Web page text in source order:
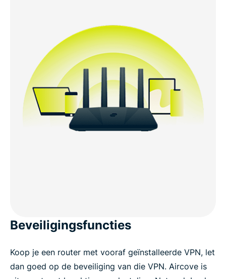
Beveiligingsfuncties
Koop je een router met vooraf geïnstalleerde VPN, let
dan goed op de beveiliging van die VPN. Aircove is